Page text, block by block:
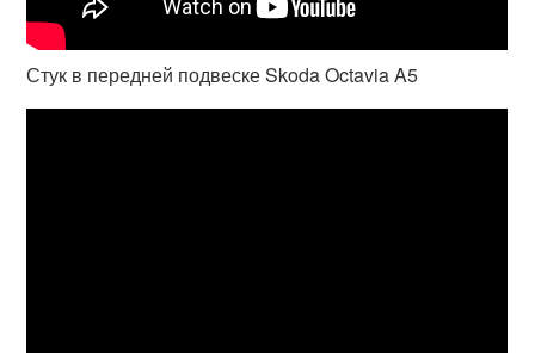
Стук в передней подвеске Skoda Octavia A5